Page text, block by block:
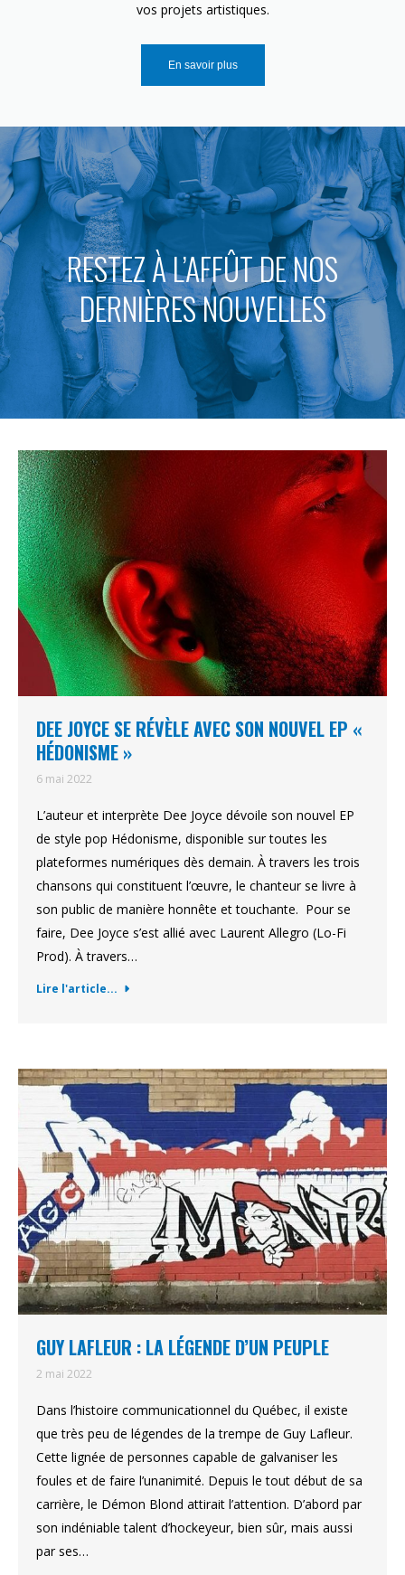
vos projets artistiques.
En savoir plus
RESTEZ À L’AFFÛT DE NOS
DERNIÈRES NOUVELLES
DEE JOYCE SE RÉVÈLE AVEC SON NOUVEL EP «
HÉDONISME »
6 mai 2022
L’auteur et interprète Dee Joyce dévoile son nouvel EP
de style pop Hédonisme, disponible sur toutes les
plateformes numériques dès demain. À travers les trois
chansons qui constituent l’œuvre, le chanteur se livre à
son public de manière honnête et touchante. Pour se
faire, Dee Joyce s’est allié avec Laurent Allegro (Lo-Fi
Prod). À travers…
Lire l'article...
GUY LAFLEUR : LA LÉGENDE D’UN PEUPLE
2 mai 2022
Dans l’histoire communicationnel du Québec, il existe
que très peu de légendes de la trempe de Guy Lafleur.
Cette lignée de personnes capable de galvaniser les
foules et de faire l’unanimité. Depuis le tout début de sa
carrière, le Démon Blond attirait l’attention. D’abord par
son indéniable talent d’hockeyeur, bien sûr, mais aussi
par ses…